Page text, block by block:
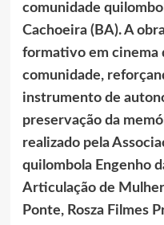
comunidade
Cachoeira (BA). A
formativo em cinema
comunidade,
instrumento de
preservação da
realizado pela
quilombola Engenho
Articulação de
Ponte, Rosza Filmes